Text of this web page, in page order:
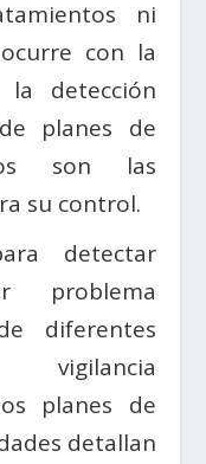
ni
con la
la detección
planes de
son las
su control.
detectar
problema
diferentes
planes de
detallan